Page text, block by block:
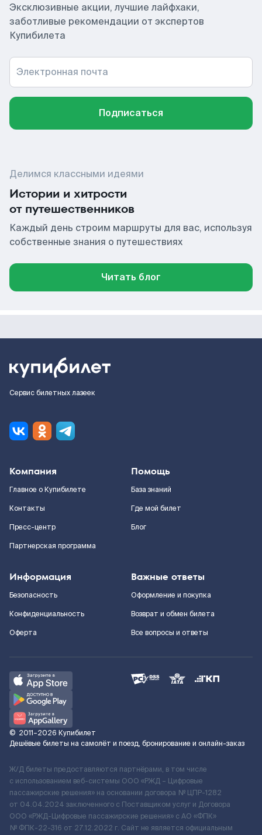
Эксклюзивные акции, лучшие лайфхаки,
заботливые рекомендации от экспертов
Купибилета
Электронная почта
Подписаться
Делимся классными идеями
Истории и хитрости
от путешественников
Каждый день строим маршруты для вас, используя
собственные знания о путешествиях
Читать блог
Сервис билетных лазеек
Компания
Главное о Купибилете
Контакты
Пресс-центр
Партнерская программа
Помощь
База знаний
Где мой билет
Блог
Информация
Безопасность
Конфиденциальность
Оферта
Важные ответы
Оформление и покупка
Возврат и обмен билета
Все вопросы и ответы
© 2011–2026 Купибилет
Дешёвые билеты на самолёт и поезд, бронирование и онлайн-заказ
Ж/Д билеты предоставляются партнёрами, в том числе
с использованием веб-системы ООО «РЖД – Цифровые
пассажирские решения» на основании договора № ЦПР-1282
от 04.04.2024 заключенного с Поставщиком услуг и Договора
ООО «РЖД-Цифровые пассажирские решения» c АО «ФПК»
№ ФПК-22-316 от 27.12.2022 г. Сайт не является официальным